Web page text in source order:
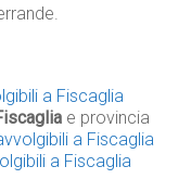
a Fiscaglia
e provincia
a Fiscaglia
a Fiscaglia